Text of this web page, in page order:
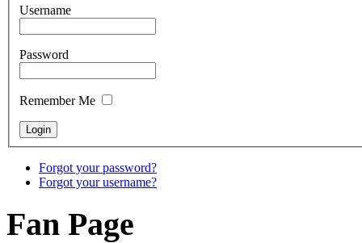
Username
Password
Remember Me
Forgot your password?
Forgot your username?
Fan Page